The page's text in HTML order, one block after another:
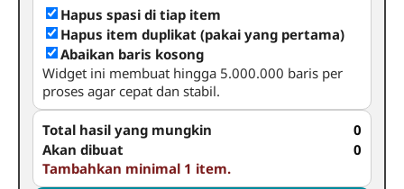
Hapus spasi di tiap item
Hapus item duplikat (pakai yang pertama)
Abaikan baris kosong
Widget ini membuat hingga 5.000.000 baris per
proses agar cepat dan stabil.
Total hasil yang mungkin
0
Akan dibuat
0
Tambahkan minimal 1 item.